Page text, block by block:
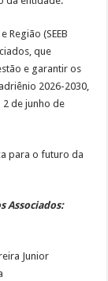
Região (SEEB
que
e garantir os
2026-2030,
2 de junho de
para o futuro da
Associados:
Junior